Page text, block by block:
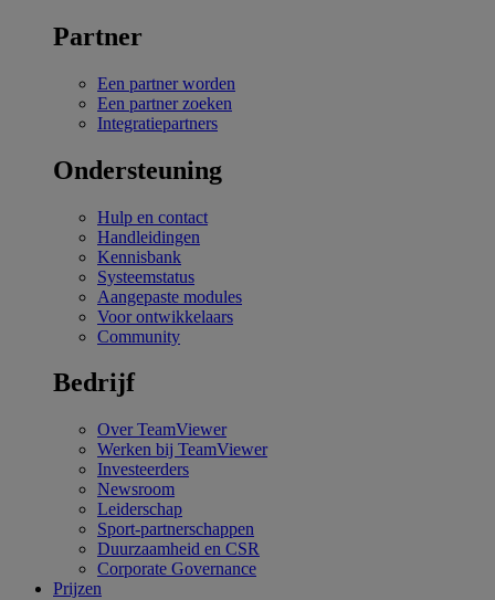
Partner
Een partner worden
Een partner zoeken
Integratiepartners
Ondersteuning
Hulp en contact
Handleidingen
Kennisbank
Systeemstatus
Aangepaste modules
Voor ontwikkelaars
Community
Bedrijf
Over TeamViewer
Werken bij TeamViewer
Investeerders
Newsroom
Leiderschap
Sport-partnerschappen
Duurzaamheid en CSR
Corporate Governance
Prijzen